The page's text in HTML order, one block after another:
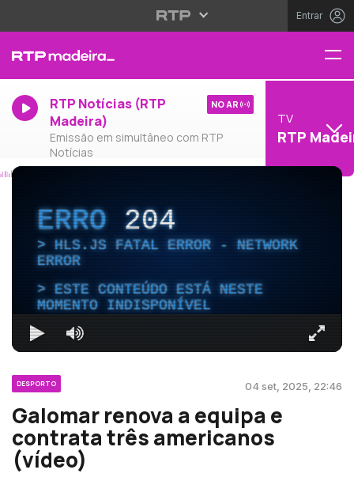
Entrar
RTP Notícias (RTP
Madeira)
Emissão em simultâneo com RTP
Notícias
NO AR
TV
RTP
ERRO204
HLS.JS FATAL ERROR - NETWORK
ERROR
ESTE CONTEÚDO ESTÁ NESTE
MOMENTO INDISPONÍVEL
DESPORTO 04 set, 2025, 22:46
Galomar renova a equipa e
contrata três americanos
(vídeo)